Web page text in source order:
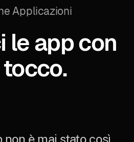
Applicazioni
le app con
non è mai stato così